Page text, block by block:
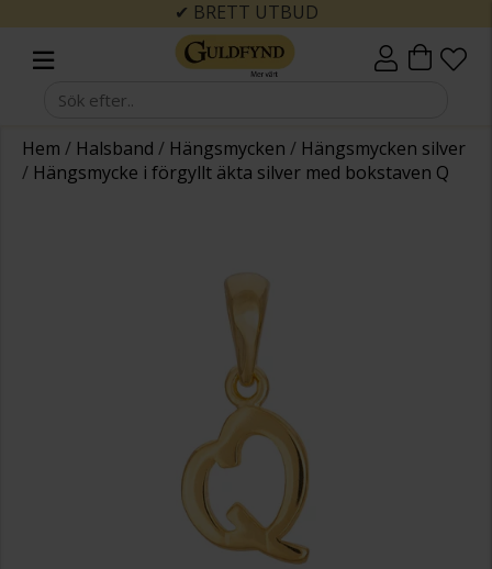
✔ BRETT UTBUD
Hem / Halsband / Hängsmycken / Hängsmycken silver
/ Hängsmycke i förgyllt äkta silver med bokstaven Q